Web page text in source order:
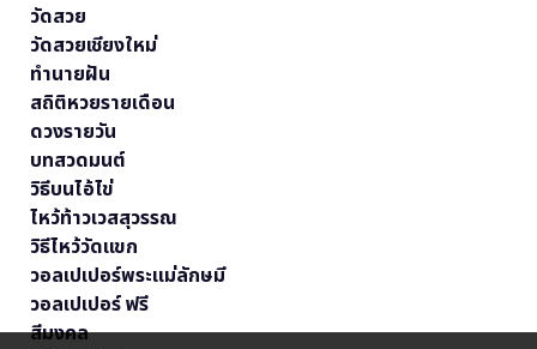
วัดสวย
วัดสวยเชียงใหม่
ทำนายฝัน
สถิติหวยรายเดือน
ดวงรายวัน
บทสวดมนต์
วิธีบนไอ้ไข่
ไหว้ท้าวเวสสุวรรณ
วิธีไหว้วัดแขก
วอลเปเปอร์พระแม่ลักษมี
วอลเปเปอร์ ฟรี
สีมงคล